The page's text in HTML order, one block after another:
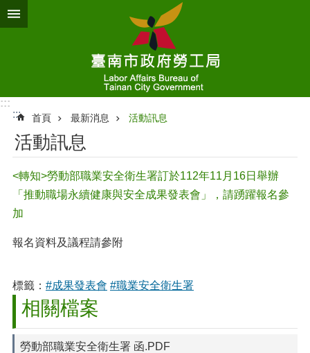
跳到主要內容區塊
:::
:::
首頁 最新消息 活動訊息
活動訊息
<轉知>勞動部職業安全衛生署訂於112年11月16日舉辦
「推動職場永續健康與安全成果發表會」，請踴躍報名參
加
報名資料及議程請參附
標籤： #成果發表會 #職業安全衛生署
相關檔案
勞動部職業安全衛生署 函.PDF